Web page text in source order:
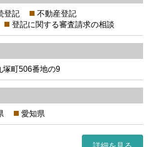
登記
不動産登記
登記に関する審査請求の相談
塚町506番地の9
愛知県